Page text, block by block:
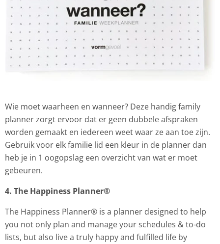
Wie moet waarheen en wanneer? Deze handig family
planner zorgt ervoor dat er geen dubbele afspraken
worden gemaakt en iedereen weet waar ze aan toe zijn.
Gebruik voor elk familie lid een kleur in de planner dan
heb je in 1 oogopslag een overzicht van wat er moet
gebeuren.
4. The Happiness Planner®
The Happiness Planner® is a planner designed to help
you not only plan and manage your schedules & to-do
lists, but also live a truly happy and fulfilled life by